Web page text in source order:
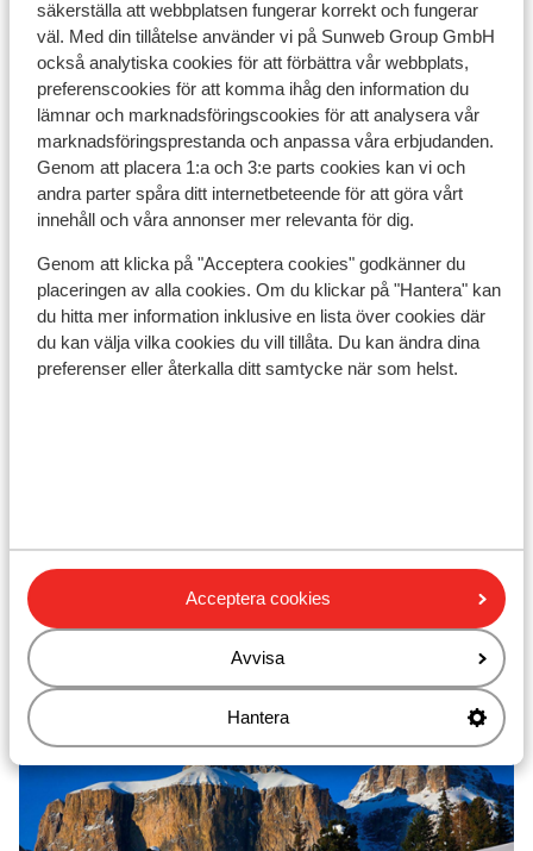
säkerställa att webbplatsen fungerar korrekt och fungerar
väl. Med din tillåtelse använder vi på Sunweb Group GmbH
också analytiska cookies för att förbättra vår webbplats,
preferenscookies för att komma ihåg den information du
lämnar och marknadsföringscookies för att analysera vår
marknadsföringsprestanda och anpassa våra erbjudanden.
Genom att placera 1:a och 3:e parts cookies kan vi och
andra parter spåra ditt internetbeteende för att göra vårt
innehåll och våra annonser mer relevanta för dig.
Genom att klicka på "Acceptera cookies" godkänner du
placeringen av alla cookies. Om du klickar på "Hantera" kan
du hitta mer information inklusive en lista över cookies där
du kan välja vilka cookies du vill tillåta. Du kan ändra dina
preferenser eller återkalla ditt samtycke när som helst.
Acceptera cookies
Avvisa
Hantera
Lör 20 Mars - Lör 27 Mars
Halvpension 2 person
pris per person från
10 468:-
Visa
Canazei